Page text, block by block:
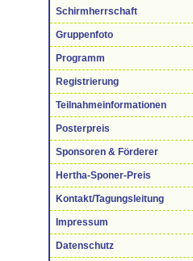
Schirmherrschaft
Gruppenfoto
Programm
Registrierung
Teilnahmeinformationen
Posterpreis
Sponsoren & Förderer
Hertha-Sponer-Preis
Kontakt/Tagungsleitung
Impressum
Datenschutz